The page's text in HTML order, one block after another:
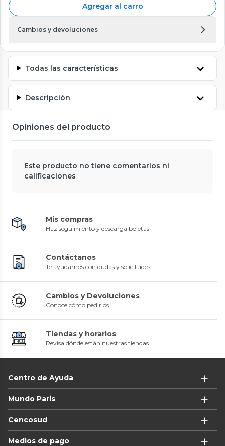
Agregar al carro
Cambios y devoluciones
Todas las características
Descripción
Opiniones del producto
Este producto no tiene comentarios ni
calificaciones
Mis compras
Haz seguimiento y descarga boletas
Contáctanos
Te ayudamos con dudas y solicitudes
Cambios y Devoluciones
Conoce cómo pedirlos
Tiendas y horarios
Revisa dónde están nuestras tiendas
Centro de Ayuda
Mundo Paris
Cencosud
Medios de pago